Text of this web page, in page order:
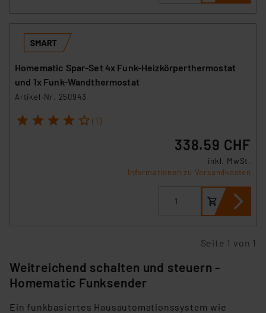
Homematic Spar-Set 4x Funk-Heizkörperthermostat
und 1x Funk-Wandthermostat
Artikel-Nr. 250943
1 2 3 4 5 (1)
338.59 CHF
inkl. MwSt.
Informationen zu Versandkosten
Seite 1 von 1
Weitreichend schalten und steuern -
Homematic Funksender
Ein funkbasiertes Hausautomationssystem wie